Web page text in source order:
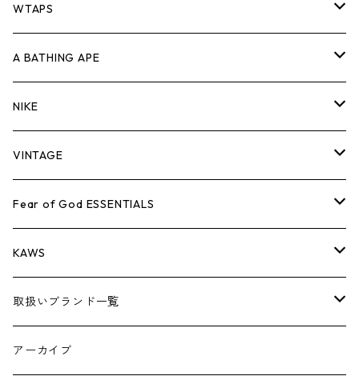
パンツ
キャップ・ハット
バッグ
シューズ
小物
コラボレーション
×THE NORTH FACE
×COMME des GARCONS
シーズンアイテム
26SS
BOX LOGOアイテム
ジャケット
パンツ
キャップ・ハット
バッグ
シューズ
小物
シャツ
ジャケット
パンツ
キャップ・ハット
バッグ
シューズ
小物
スウェット/ニット
シャツ
ジャケット
パンツ
キャップ・ハット
バッグ
シューズ
小物
ロンTEE
スウェット/ニット
シャツ
ジャケット
パンツ
キャップ・ハット
バッグ
シューズ
Tシャツ
ロンT
スウェット/ニット
シャツ
ジャケット
パンツ
キャップ
バッグ
WTAPS
Tシャツ
ロンTEE
スウェット/ニット
シャツ
ジャケット
パンツ
キャップ・ハット
A BATHING APE
Tシャツ
ロンTEE
スウェット/ニット
シャツ
ジャケット
パンツ
NIKE
シューズ
AIR JORDAN 1
AIR JORDAN 3
アパレル・小物
VINTAGE
Tシャツ
ロンTEE
スウェット/ニット
ジャケット
Fear of God ESSENTIALS
Tシャツ
ロンTEE
スウェット/ニット
KAWS
アパレル
小物
取扱いブランド一覧
A
アーカイブ